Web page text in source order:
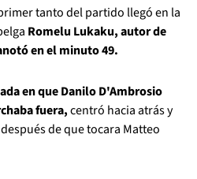
tanto del partido llegó en la
Romelu Lukaku, autor de
en el minuto 49.
en que Danilo D'Ambrosio
fuera,centró hacia atrás y
de que tocara Matteo